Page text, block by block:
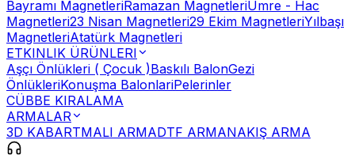
Bayramı MagnetleriRamazan MagnetleriUmre - Hac
Magnetleri23 Nisan Magnetleri29 Ekim MagnetleriYılbaşı
MagnetleriAtatürk Magnetleri
ETKINLIK ÜRÜNLERI
Aşçı Önlükleri ( Çocuk )Baskılı BalonGezi
ÖnlükleriKonuşma BalonlariPelerinler
CÜBBE KIRALAMA
ARMALAR
3D KABARTMALI ARMADTF ARMANAKIŞ ARMA